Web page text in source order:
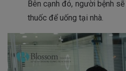
Bên cạnh đó, người bệnh
thuốc để uống tại nhà.